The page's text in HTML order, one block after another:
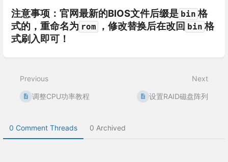
注意事项：官网最新的BIOS文件后缀是 bin 格
式的，重命名为 rom ，修改替换后在改回 bin 格
式刷入即可！
mode
Previous
调整CPU功率教程
Next
设置RAID磁盘阵列
0 Comment Threads 0 Archived